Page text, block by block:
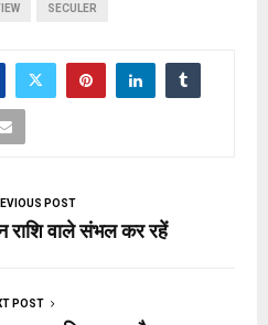
SECULER
POST
राशि वाले संभल कर रहें
POST